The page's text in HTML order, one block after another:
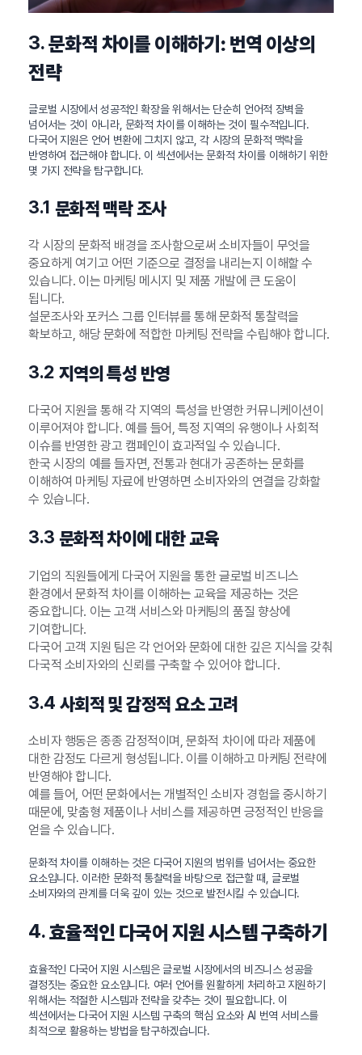
3.문화적 차이를 이해하기: 번역 이상의
전략
글로벌 시장에서 성공적인 확장을 위해서는 단순히 언어적 장벽을
넘어서는 것이 아니라, 문화적 차이를 이해하는 것이 필수적입니다.
다국어 지원은 언어 변환에 그치지 않고, 각 시장의 문화적 맥락을
반영하여 접근해야 합니다. 이 섹션에서는 문화적 차이를 이해하기 위한
몇 가지 전략을 탐구합니다.
3.1 문화적 맥락 조사
각 시장의 문화적 배경을 조사함으로써 소비자들이 무엇을
중요하게 여기고 어떤 기준으로 결정을 내리는지 이해할 수
있습니다. 이는 마케팅 메시지 및 제품 개발에 큰 도움이
됩니다.
설문조사와 포커스 그룹 인터뷰를 통해 문화적 통찰력을
확보하고, 해당 문화에 적합한 마케팅 전략을 수립해야 합니다.
3.2 지역의 특성 반영
다국어 지원을 통해 각 지역의 특성을 반영한 커뮤니케이션이
이루어져야 합니다. 예를 들어, 특정 지역의 유행이나 사회적
이슈를 반영한 광고 캠페인이 효과적일 수 있습니다.
한국 시장의 예를 들자면, 전통과 현대가 공존하는 문화를
이해하여 마케팅 자료에 반영하면 소비자와의 연결을 강화할
수 있습니다.
3.3 문화적 차이에 대한 교육
기업의 직원들에게 다국어 지원을 통한 글로벌 비즈니스
환경에서 문화적 차이를 이해하는 교육을 제공하는 것은
중요합니다. 이는 고객 서비스와 마케팅의 품질 향상에
기여합니다.
다국어 고객 지원 팀은 각 언어와 문화에 대한 깊은 지식을 갖춰
다국적 소비자와의 신뢰를 구축할 수 있어야 합니다.
3.4 사회적 및 감정적 요소 고려
소비자 행동은 종종 감정적이며, 문화적 차이에 따라 제품에
대한 감정도 다르게 형성됩니다. 이를 이해하고 마케팅 전략에
반영해야 합니다.
예를 들어, 어떤 문화에서는 개별적인 소비자 경험을 중시하기
때문에, 맞춤형 제품이나 서비스를 제공하면 긍정적인 반응을
얻을 수 있습니다.
문화적 차이를 이해하는 것은 다국어 지원의 범위를 넘어서는 중요한
요소입니다. 이러한 문화적 통찰력을 바탕으로 접근할 때, 글로벌
소비자와의 관계를 더욱 깊이 있는 것으로 발전시킬 수 있습니다.
4.효율적인 다국어 지원 시스템 구축하기
효율적인 다국어 지원 시스템은 글로벌 시장에서의 비즈니스 성공을
결정짓는 중요한 요소입니다. 여러 언어를 원활하게 처리하고 지원하기
위해서는 적절한 시스템과 전략을 갖추는 것이 필요합니다. 이
섹션에서는 다국어 지원 시스템 구축의 핵심 요소와 AI 번역 서비스를
최적으로 활용하는 방법을 탐구하겠습니다.